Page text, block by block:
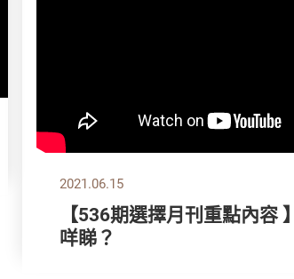
2021.06.15
【536期選擇月刊重點內容
咩睇？